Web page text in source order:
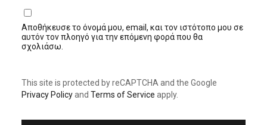
Αποθήκευσε το όνομά μου, email, και τον ιστότοπο μου σε
αυτόν τον πλοηγό για την επόμενη φορά που θα
σχολιάσω.
This site is protected by reCAPTCHA and the Google
Privacy Policyand Terms of Service apply.